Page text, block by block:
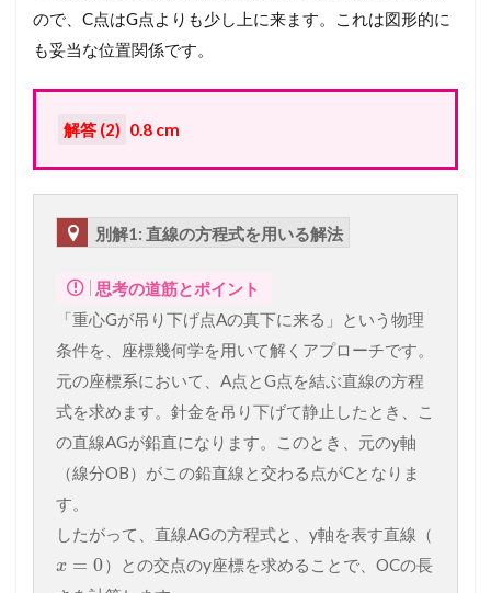
ので、C点はG点よりも少し上に来ます。これは図形的に
も妥当な位置関係です。
解答 (2) 0.8 cm
別解1: 直線の方程式を用いる解法
思考の道筋とポイント
「重心Gが吊り下げ点Aの真下に来る」という物理
条件を、座標幾何学を用いて解くアプローチです。
元の座標系において、A点とG点を結ぶ直線の方程
式を求めます。針金を吊り下げて静止したとき、こ
の直線AGが鉛直になります。このとき、元のy軸
（線分OB）がこの鉛直線と交わる点がCとなりま
す。
したがって、直線AGの方程式と、y軸を表す直線（
x = 0）との交点のy座標を求めることで、OCの長